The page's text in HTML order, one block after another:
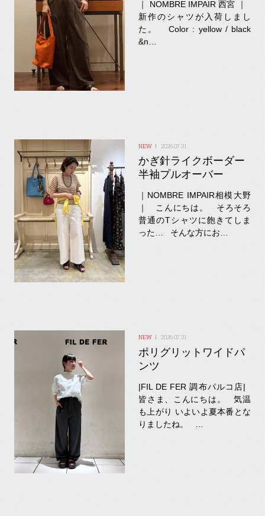
｜ NOMBRE IMPAIR 西宮 ｜
新作のシャツが入荷しまし
た。 Color : yellow / black
&n…
2026.07.31
かぎ針ライクボーダー
半袖プルオーバー
｜NOMBRE IMPAIR相模大野
｜ こんにちは。 そろそろ
普通のTシャツに飽きてしま
った… そんな方にお…
2026.07.31
ポリグリットワイドパ
ンツ
|FIL DE FER 調布パルコ店|
皆さま、こんにちは。 気温
も上がり いよいよ夏本番とな
りましたね。 …